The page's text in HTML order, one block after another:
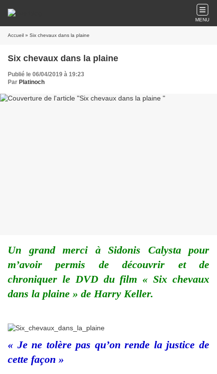
MENU
Accueil » Six chevaux dans la plaine
Six chevaux dans la plaine
Publié le 06/04/2019 à 19:23
Par Platinoch
Un grand merci à Sidonis Calysta pour
m’avoir permis de découvrir et de
chroniquer le DVD du film « Six chevaux
dans la plaine » de Harry Keller.
« Je ne tolère pas qu’on rende la justice de
cette façon »